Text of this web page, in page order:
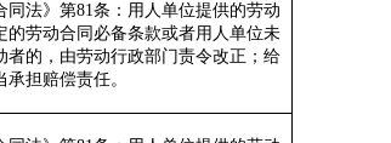
同法》第81条：用人单位提供的劳动
的劳动合同必备条款或者用人单位未
者的，由劳动行政部门责令改正；给
担赔偿责任。